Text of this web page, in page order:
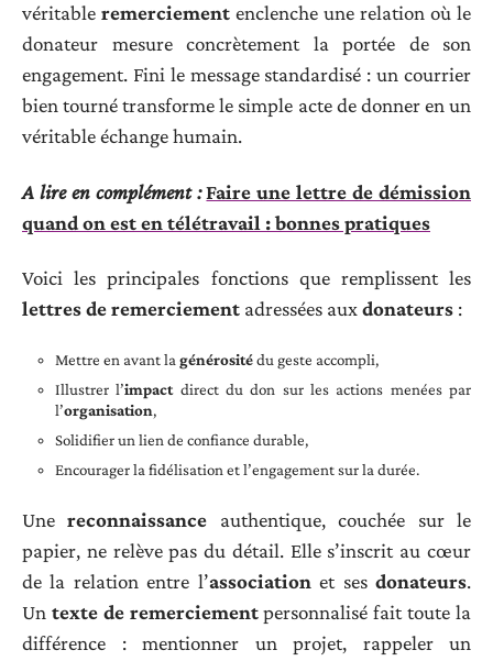
véritable remerciement enclenche une relation où le
donateur mesure concrètement la portée de son
engagement. Fini le message standardisé : un courrier
bien tourné transforme le simple acte de donner en un
véritable échange humain.
A lire en complément : Faire une lettre de démission
quand on est en télétravail : bonnes pratiques
Voici les principales fonctions que remplissent les
lettres de remerciement adressées auxdonateurs :
Mettre en avant la générositédu geste accompli,
Illustrer l’impactdirect du don sur les actions menées par
l’organisation,
Solidifier un lien de confiance durable,
Encourager la fidélisation et l’engagement sur la durée.
Unereconnaissance authentique, couchée sur le
papier, ne relève pas du détail. Elle s’inscrit au cœur
de la relation entre l’associationet sesdonateurs.
Un texte de remerciementpersonnalisé fait toute la
différence : mentionner un projet, rappeler un